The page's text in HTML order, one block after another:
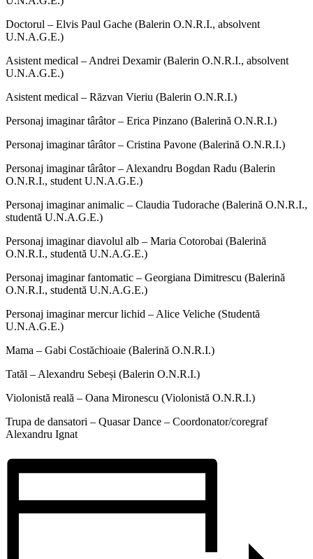
Doctorul – Elvis Paul Gache (Balerin O.N.R.I., absolvent
U.N.A.G.E.)
Asistent medical – Andrei Dexamir (Balerin O.N.R.I., absolvent
U.N.A.G.E.)
Asistent medical – Răzvan Vieriu (Balerin O.N.R.I.)
Personaj imaginar târâtor – Erica Pinzano (Balerină O.N.R.I.)
Personaj imaginar târâtor – Cristina Pavone (Balerină O.N.R.I.)
Personaj imaginar târâtor – Alexandru Bogdan Radu (Balerin
O.N.R.I., student U.N.A.G.E.)
Personaj imaginar animalic – Claudia Tudorache (Balerină O.N.R.I.,
studentă U.N.A.G.E.)
Personaj imaginar diavolul alb – Maria Cotorobai (Balerină
O.N.R.I., studentă U.N.A.G.E.)
Personaj imaginar fantomatic – Georgiana Dimitrescu (Balerină
O.N.R.I., studentă U.N.A.G.E.)
Personaj imaginar mercur lichid – Alice Veliche (Studentă
U.N.A.G.E.)
Mama – Gabi Costăchioaie (Balerină O.N.R.I.)
Tatăl – Alexandru Sebeși (Balerin O.N.R.I.)
Violonistă reală – Oana Mironescu (Violonistă O.N.R.I.)
Trupa de dansatori – Quasar Dance – Coordonator/coregraf
Alexandru Ignat